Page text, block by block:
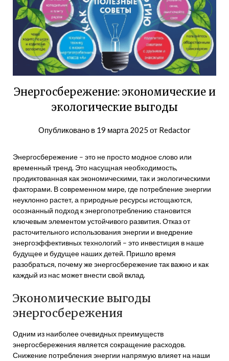
Энергосбережение: экономические и
экологические выгоды
Опубликовано в 19 марта 2025 от Redactor
Энергосбережение – это не просто модное слово или
временный тренд. Это насущная необходимость,
продиктованная как экономическими, так и экологическими
факторами. В современном мире, где потребление энергии
неуклонно растет, а природные ресурсы истощаются,
осознанный подход к энергопотреблению становится
ключевым элементом устойчивого развития. Отказ от
расточительного использования энергии и внедрение
энергоэффективных технологий – это инвестиция в наше
будущее и будущее наших детей. Пришло время
разобраться, почему же энергосбережение так важно и как
каждый из нас может внести свой вклад.
Экономические выгоды
энергосбережения
Одним из наиболее очевидных преимуществ
энергосбережения является сокращение расходов.
Снижение потребления энергии напрямую влияет на наши